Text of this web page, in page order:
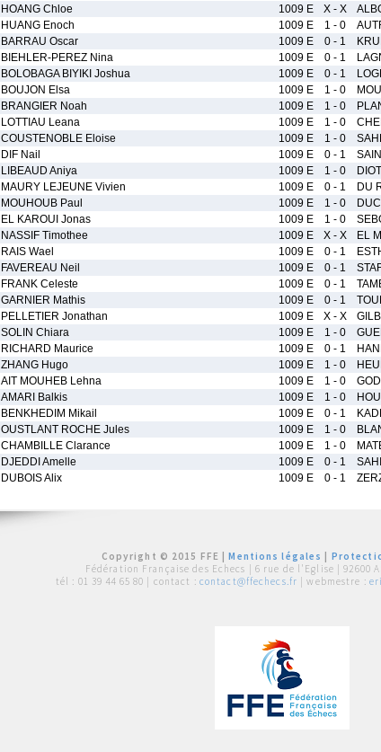
HOANG Chloe 1009 E X - X
HUANG Enoch 1009 E 1 - 0
BARRAU Oscar 1009 E 0 - 1
BIEHLER-PEREZ Nina 1009 E 0 - 1
BOLOBAGA BIYIKI Joshua 1009 E 0 - 1
BOUJON Elsa 1009 E 1 - 0
BRANGIER Noah 1009 E 1 - 0
LOTTIAU Leana 1009 E 1 - 0
COUSTENOBLE Eloise 1009 E 1 - 0
DIF Nail 1009 E 0 - 1
LIBEAUD Aniya 1009 E 1 - 0
MAURY LEJEUNE Vivien 1009 E 0 - 1 DU
MOUHOUB Paul 1009 E 1 - 0
EL KAROUI Jonas 1009 E 1 - 0
NASSIF Timothee 1009 E X - X EL
RAIS Wael 1009 E 0 - 1
FAVEREAU Neil 1009 E 0 - 1
FRANK Celeste 1009 E 0 - 1
GARNIER Mathis 1009 E 0 - 1
PELLETIER Jonathan 1009 E X - X
SOLIN Chiara 1009 E 1 - 0
RICHARD Maurice 1009 E 0 - 1
ZHANG Hugo 1009 E 1 - 0
AIT MOUHEB Lehna 1009 E 1 - 0
AMARI Balkis 1009 E 1 - 0
BENKHEDIM Mikail 1009 E 0 - 1
OUSTLANT ROCHE Jules 1009 E 1 - 0
CHAMBILLE Clarance 1009 E 1 - 0
DJEDDI Amelle 1009 E 0 - 1
DUBOIS Alix 1009 E 0 - 1
Copyright © 2015 FFE |Mentions légales
Fédération Française des Echecs | 6 rue de l'Eglise | 92600
tél : 01 39 44 65 80 | contact : contact@ffechecs.fr | webmestre :